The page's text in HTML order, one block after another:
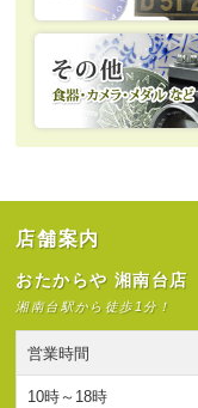
店舗案内
おたからや 湘南台店
湘南台駅から徒歩1分！
営業時間
10時～18時